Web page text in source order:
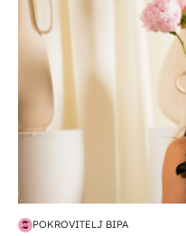
POKROVITELJ BIPA